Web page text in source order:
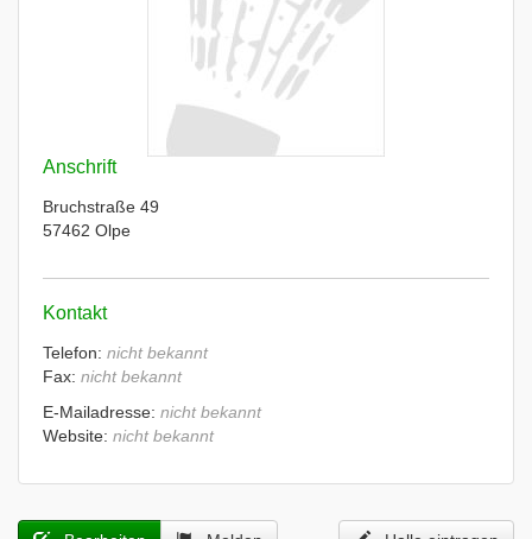
Anschrift
Bruchstraße 49
57462 Olpe
Kontakt
Telefon: nicht bekannt
Fax: nicht bekannt
E-Mailadresse: nicht bekannt
Website: nicht bekannt